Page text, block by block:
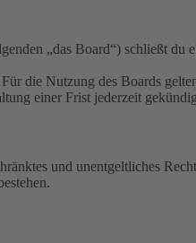
„das Board“) schließt du
die Nutzung des Boards
einer Frist jederzeit
und unentgeltliches